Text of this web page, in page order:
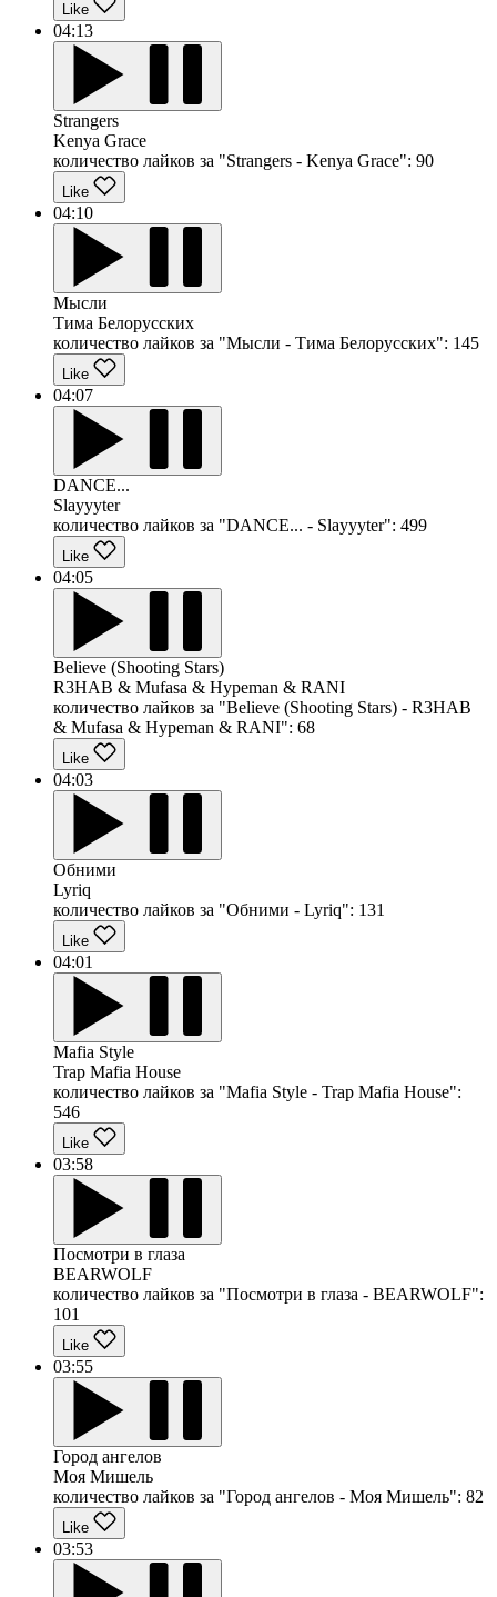
Like
04:13
Strangers
Kenya Grace
количество лайков за "Strangers - Kenya Grace": 90
Like
04:10
Мысли
Тима Белорусских
количество лайков за "Мысли - Тима Белорусских": 145
Like
04:07
DANCE...
Slayyyter
количество лайков за "DANCE... - Slayyyter": 499
Like
04:05
Believe (Shooting Stars)
R3HAB & Mufasa & Hypeman & RANI
количество лайков за "Believe (Shooting Stars) - R3HAB
& Mufasa & Hypeman & RANI": 68
Like
04:03
Обними
Lyriq
количество лайков за "Обними - Lyriq": 131
Like
04:01
Mafia Style
Trap Mafia House
количество лайков за "Mafia Style - Trap Mafia House":
546
Like
03:58
Посмотри в глаза
BEARWOLF
количество лайков за "Посмотри в глаза - BEARWOLF":
101
Like
03:55
Город ангелов
Моя Мишель
количество лайков за "Город ангелов - Моя Мишель": 82
Like
03:53